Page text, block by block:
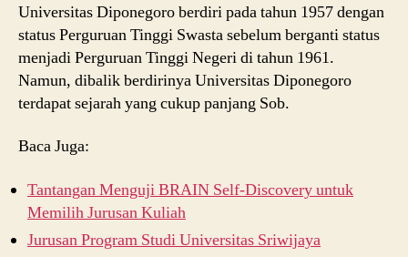
Universitas Diponegoro berdiri pada tahun 1957 dengan
status Perguruan Tinggi Swasta sebelum berganti status
menjadi Perguruan Tinggi Negeri di tahun 1961.
Namun, dibalik berdirinya Universitas Diponegoro
terdapat sejarah yang cukup panjang Sob.
Baca Juga:
Tantangan Menguji BRAIN Self-Discovery untuk
Memilih Jurusan Kuliah
Jurusan Program Studi Universitas Sriwijaya